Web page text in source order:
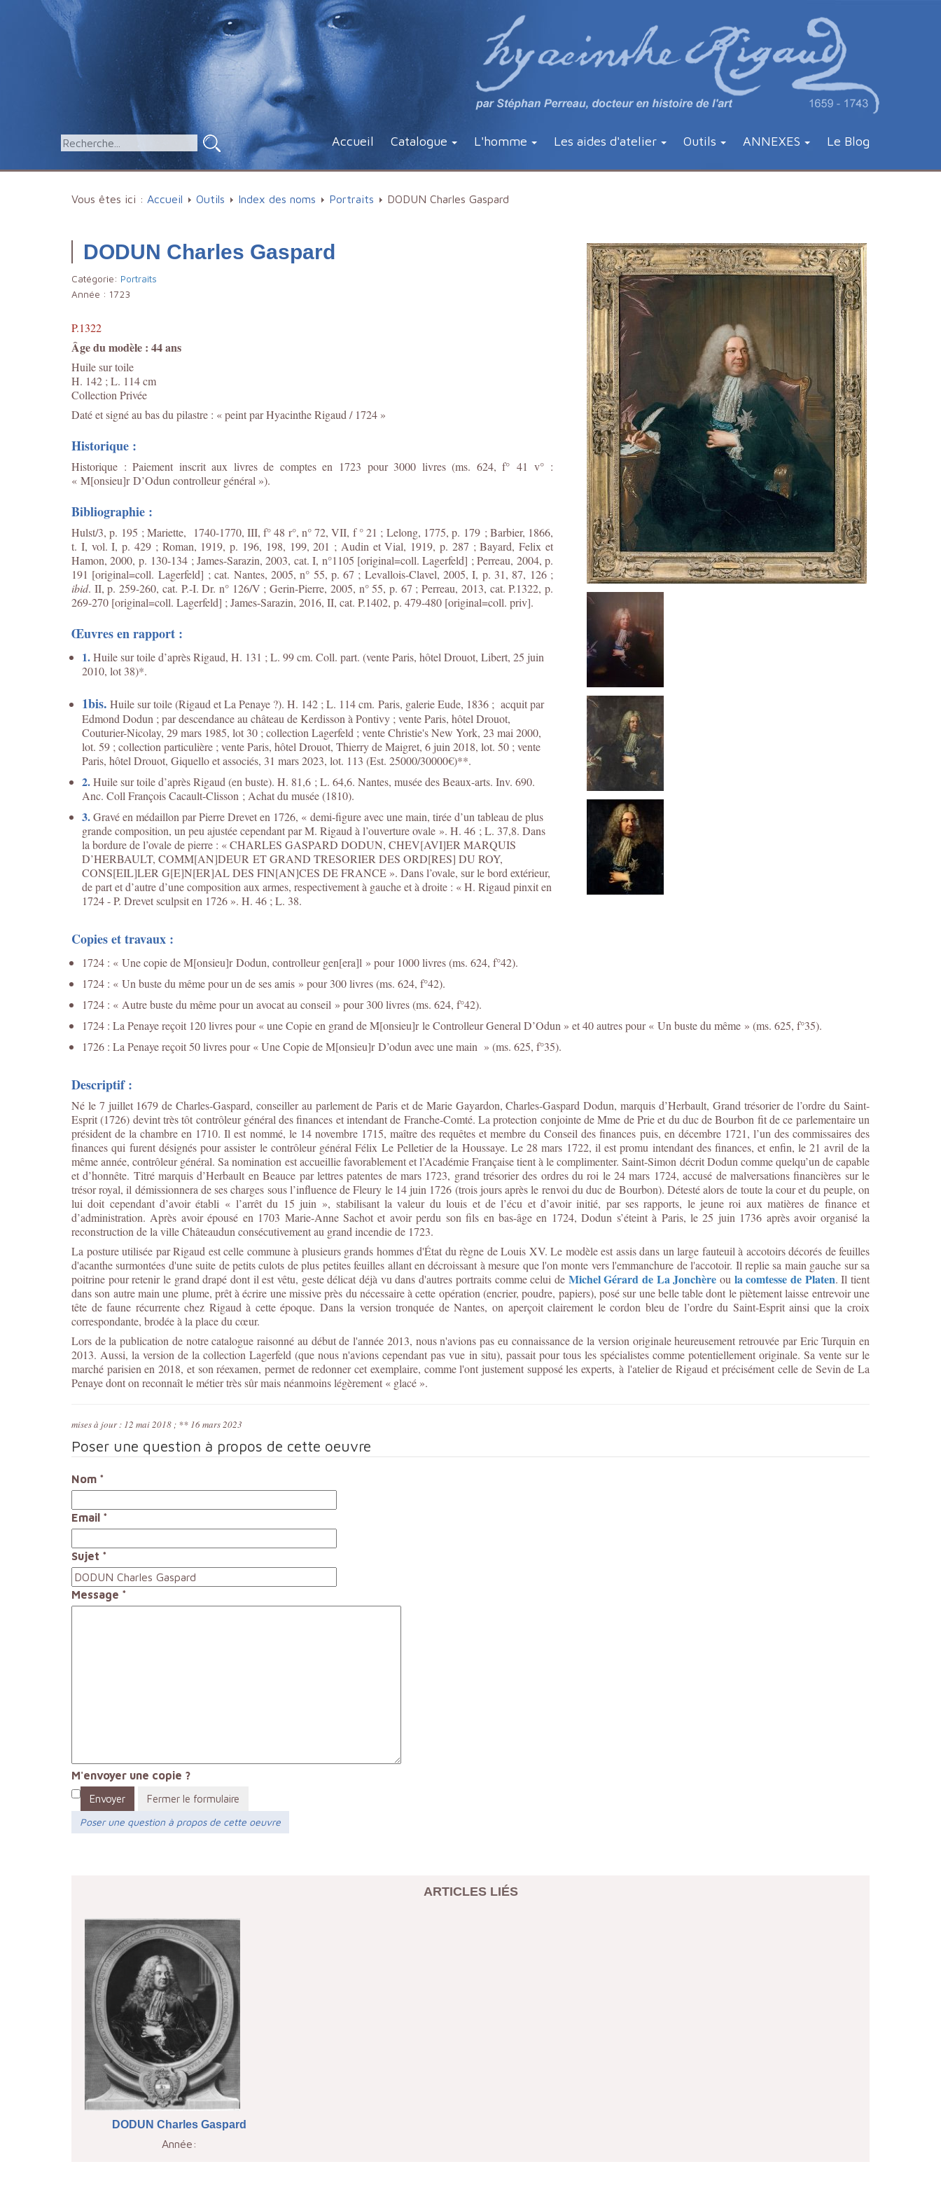
Accueil Catalogue L'homme Les aides d'atelier Outils ANNEXES Le Blog
Vous êtes ici : Accueil Outils Index des noms Portraits DODUN Charles Gaspard
DODUN Charles Gaspard
Catégorie: Portraits
Année : 1723
P.1322
Âge du modèle : 44 ans
Huile sur toile
H. 142 ; L. 114 cm
Collection Privée
Daté et signé au bas du pilastre : « peint par Hyacinthe Rigaud / 1724 »
Historique :
Historique : Paiement inscrit aux livres de comptes en 1723 pour 3000 livres (ms. 624, f° 41 v° :
« M[onsieu]r D’Odun controlleur général »).
Bibliographie :
Hulst/3, p. 195 ; Mariette, 1740-1770, III, f° 48 r°, n° 72, VII, f ° 21 ; Lelong, 1775, p. 179 ; Barbier, 1866,
t. I, vol. I, p. 429 ; Roman, 1919, p. 196, 198, 199, 201 ; Audin et Vial, 1919, p. 287 ; Bayard, Felix et
Hamon, 2000, p. 130-134 ; James-Sarazin, 2003, cat. I, n°1105 [original=coll. Lagerfeld] ; Perreau, 2004, p.
191 [original=coll. Lagerfeld] ; cat. Nantes, 2005, n° 55, p. 67 ; Levallois-Clavel, 2005, I, p. 31, 87, 126 ;
ibid. II, p. 259-260, cat. P.-I. Dr. n° 126/V ; Gerin-Pierre, 2005, n° 55, p. 67 ; Perreau, 2013, cat. P.1322, p.
269-270 [original=coll. Lagerfeld] ; James-Sarazin, 2016, II, cat. P.1402, p. 479-480 [original=coll. priv].
Œuvres en rapport :
1.Huile sur toile d’après Rigaud, H. 131 ; L. 99 cm. Coll. part. (vente Paris, hôtel Drouot, Libert, 25 juin
2010, lot 38)*.
1bis. Huile sur toile (Rigaud et La Penaye ?). H. 142 ; L. 114 cm. Paris, galerie Eude, 1836 ; acquit par
Edmond Dodun ; par descendance au château de Kerdisson à Pontivy ; vente Paris, hôtel Drouot,
Couturier-Nicolay, 29 mars 1985, lot 30 ; collection Lagerfeld ; vente Christie's New York, 23 mai 2000,
lot. 59 ; collection particulière ; vente Paris, hôtel Drouot, Thierry de Maigret, 6 juin 2018, lot. 50 ; vente
Paris, hôtel Drouot, Giquello et associés, 31 mars 2023, lot. 113 (Est. 25000/30000€)**.
2.Huile sur toile d’après Rigaud (en buste). H. 81,6 ; L. 64,6. Nantes, musée des Beaux-arts. Inv. 690.
Anc. Coll François Cacault-Clisson ; Achat du musée (1810).
3.Gravé en médaillon par Pierre Drevet en 1726, « demi-figure avec une main, tirée d’un tableau de plus
grande composition, un peu ajustée cependant par M. Rigaud à l’ouverture ovale ». H. 46 ; L. 37,8. Dans
la bordure de l’ovale de pierre : « CHARLES GASPARD DODUN, CHEV[AVI]ER MARQUIS
D’HERBAULT, COMM[AN]DEUR ET GRAND TRESORIER DES ORD[RES] DU ROY,
CONS[EIL]LER G[E]N[ER]AL DES FIN[AN]CES DE FRANCE ». Dans l’ovale, sur le bord extérieur,
de part et d’autre d’une composition aux armes, respectivement à gauche et à droite : « H. Rigaud pinxit en
1724 - P. Drevet sculpsit en 1726 ». H. 46 ; L. 38.
Copies et travaux :
1724 : « Une copie de M[onsieu]r Dodun, controlleur gen[era]l » pour 1000 livres (ms. 624, f°42).
1724 : « Un buste du même pour un de ses amis » pour 300 livres (ms. 624, f°42).
1724 : « Autre buste du même pour un avocat au conseil » pour 300 livres (ms. 624, f°42).
1724 : La Penaye reçoit 120 livres pour « une Copie en grand de M[onsieu]r le Controlleur General D’Odun » et 40 autres pour « Un buste du même » (ms. 625, f°35).
1726 : La Penaye reçoit 50 livres pour « Une Copie de M[onsieu]r D’odun avec une main » (ms. 625, f°35).
Descriptif :
Né le 7 juillet 1679 de Charles-Gaspard, conseiller au parlement de Paris et de Marie Gayardon, Charles-Gaspard Dodun, marquis d’Herbault, Grand trésorier de l’ordre du Saint-
Esprit (1726) devint très tôt contrôleur général des finances et intendant de Franche-Comté. La protection conjointe de Mme de Prie et du duc de Bourbon fit de ce parlementaire un
président de la chambre en 1710. Il est nommé, le 14 novembre 1715, maître des requêtes et membre du Conseil des finances puis, en décembre 1721, l’un des commissaires des
finances qui furent désignés pour assister le contrôleur général Félix Le Pelletier de la Houssaye. Le 28 mars 1722, il est promu intendant des finances, et enfin, le 21 avril de la
même année, contrôleur général. Sa nomination est accueillie favorablement et l’Académie Française tient à le complimenter. Saint-Simon décrit Dodun comme quelqu’un de capable
et d’honnête. Titré marquis d’Herbault en Beauce par lettres patentes de mars 1723, grand trésorier des ordres du roi le 24 mars 1724, accusé de malversations financières sur le
trésor royal, il démissionnera de ses charges sous l’influence de Fleury le 14 juin 1726 (trois jours après le renvoi du duc de Bourbon). Détesté alors de toute la cour et du peuple, on
lui doit cependant d’avoir établi « l’arrêt du 15 juin », stabilisant la valeur du louis et de l’écu et d’avoir initié, par ses rapports, le jeune roi aux matières de finance et
d’administration. Après avoir épousé en 1703 Marie-Anne Sachot et avoir perdu son fils en bas-âge en 1724, Dodun s’éteint à Paris, le 25 juin 1736 après avoir organisé la
reconstruction de la ville Châteaudun consécutivement au grand incendie de 1723.
La posture utilisée par Rigaud est celle commune à plusieurs grands hommes d'État du règne de Louis XV. Le modèle est assis dans un large fauteuil à accotoirs décorés de feuilles
d'acanthe surmontées d'une suite de petits culots de plus petites feuilles allant en décroissant à mesure que l'on monte vers l'emmanchure de l'accotoir. Il replie sa main gauche sur sa
poitrine pour retenir le grand drapé dont il est vêtu, geste délicat déjà vu dans d'autres portraits comme celui de Michel Gérard de La Jonchère ou la comtesse de Platen. Il tient
dans son autre main une plume, prêt à écrire une missive près du nécessaire à cette opération (encrier, poudre, papiers), posé sur une belle table dont le piètement laisse entrevoir une
tête de faune récurrente chez Rigaud à cette époque. Dans la version tronquée de Nantes, on aperçoit clairement le cordon bleu de l’ordre du Saint-Esprit ainsi que la croix
correspondante, brodée à la place du cœur.
Lors de la publication de notre catalogue raisonné au début de l'année 2013, nous n'avions pas eu connaissance de la version originale heureusement retrouvée par Eric Turquin en
2013. Aussi, la version de la collection Lagerfeld (que nous n'avions cependant pas vue in situ), passait pour tous les spécialistes comme potentiellement originale. Sa vente sur le
marché parisien en 2018, et son réexamen, permet de redonner cet exemplaire, comme l'ont justement supposé les experts, à l'atelier de Rigaud et précisément celle de Sevin de La
Penaye dont on reconnaît le métier très sûr mais néanmoins légèrement « glacé ».
mises à jour : 12 mai 2018 ; ** 16 mars 2023
Poser une question à propos de cette oeuvre
Nom *
Email *
Sujet *
Message *
M'envoyer une copie ?
Envoyer
Fermer le formulaire
Poser une question à propos de cette oeuvre
ARTICLES LIÉS
DODUN Charles Gaspard
Année: